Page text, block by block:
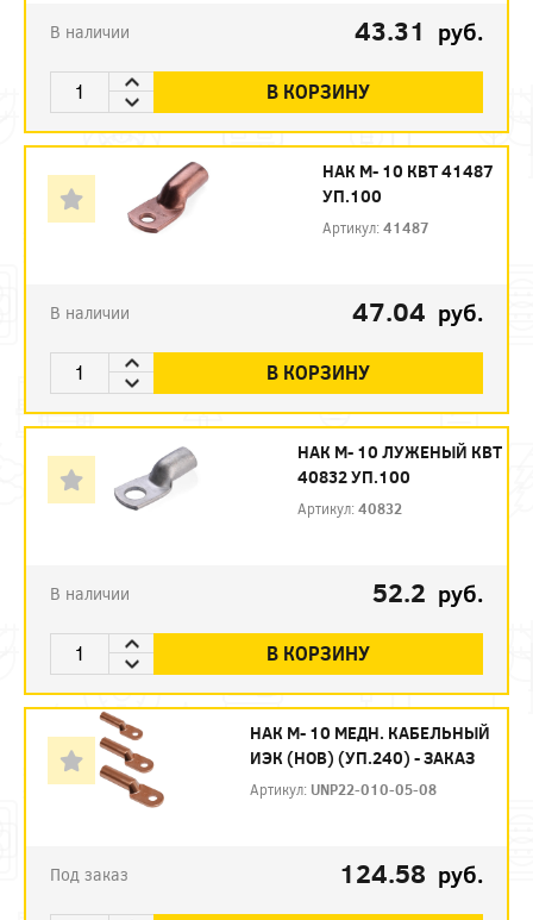
В наличии 43.31 руб.
В КОРЗИНУ
НАК М- 10 КВТ 41487
УП.100
Артикул:41487
В наличии 47.04 руб.
В КОРЗИНУ
НАК М- 10 ЛУЖЕНЫЙ КВТ
40832 УП.100
Артикул:40832
В наличии 52.2 руб.
В КОРЗИНУ
НАК М- 10 МЕДН. КАБЕЛЬНЫЙ
ИЭК (НОВ) (УП.240) - ЗАКАЗ
Артикул: UNP22-010-05-08
Под заказ 124.58 руб.